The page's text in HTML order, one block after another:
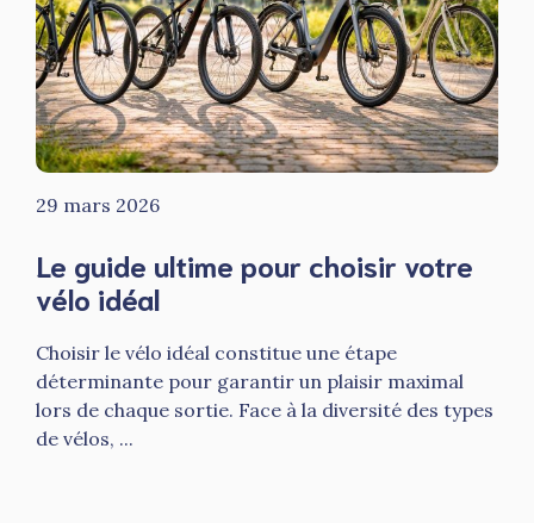
29 mars 2026
Le guide ultime pour choisir votre
vélo idéal
Choisir le vélo idéal constitue une étape
déterminante pour garantir un plaisir maximal
lors de chaque sortie. Face à la diversité des types
de vélos, ...